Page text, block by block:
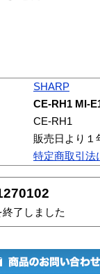
SHARP
CE-RH1 MI-
CE-RH1
販売日より１
特定商取引法
了しました